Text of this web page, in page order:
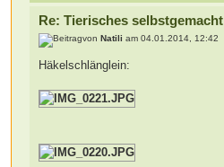
Re: Tierisches selbstgemacht
vonNatili am 04.01.2014, 12:42
Häkelschlänglein: